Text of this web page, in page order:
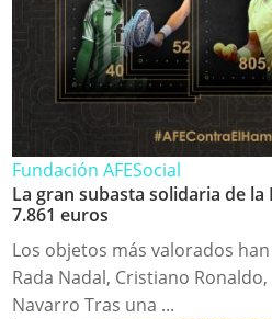
Fundación AFESocial
La gran subasta solidaria de la
7.861 euros
Los objetos más valorados
Rada Nadal, Cristiano
Navarro Tras una ...